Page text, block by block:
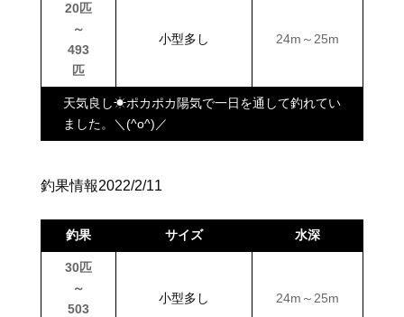
20匹
～
493
匹
小型多し 24m～25m
天気良し☀ポカポカ陽気で一日を通して釣れてい
ました。＼(^o^)／
釣果情報2022/2/11
釣果 サイズ 水深
30匹
～
503
小型多し 24m～25m